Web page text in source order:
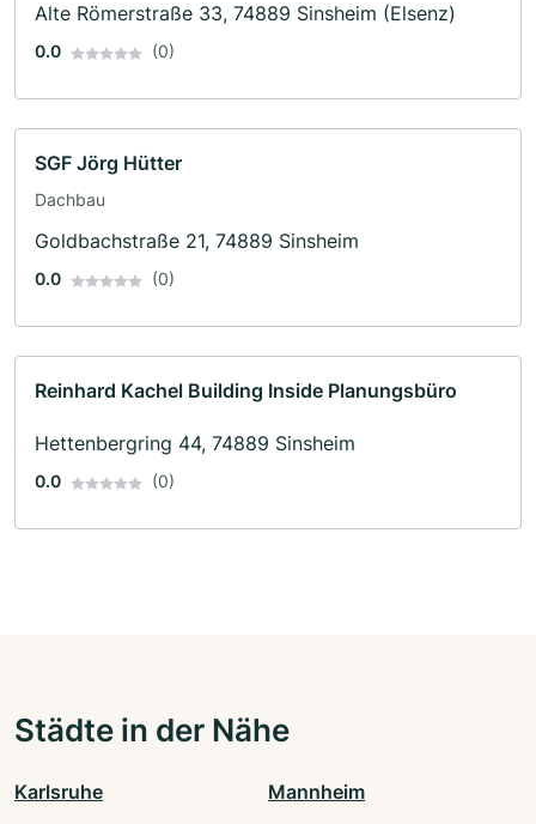
Alte Römerstraße 33, 74889 Sinsheim (Elsenz)
0.0 (0)
SGF Jörg Hütter
Dachbau
Goldbachstraße 21, 74889 Sinsheim
0.0 (0)
Reinhard Kachel Building Inside Planungsbüro
Hettenbergring 44, 74889 Sinsheim
0.0 (0)
Städte in der Nähe
Karlsruhe Mannheim